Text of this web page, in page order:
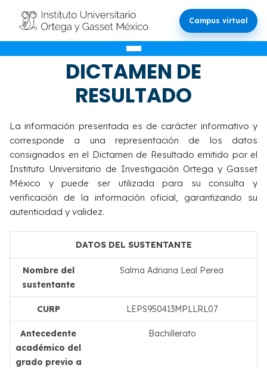
Campus virtual
VALIDACIÓN DEL
DICTAMEN DE
RESULTADO
La información presentada es de carácter informativo y
corresponde a una representación de los datos
consignados en el Dictamen de Resultado emitido por el
Instituto Universitario de Investigación Ortega y Gasset
México y puede ser utilizada para su consulta y
verificación de la información oficial, garantizando su
autenticidad y validez.
DATOS DEL SUSTENTANTE
Nombre del
sustentante
Salma Adriana Leal Perea
CURP LEPS950413MPLLRL07
Antecedente
académico del
grado previo a
Bachillerato